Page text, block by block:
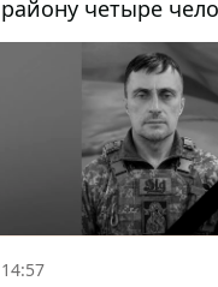
району четыре
погибли, семеро
ранения
14:57